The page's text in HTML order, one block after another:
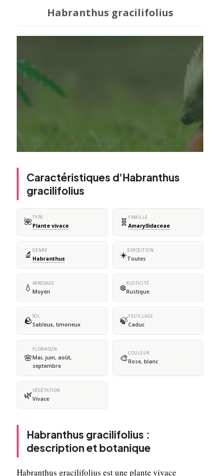
Habranthus gracilifolius
Caractéristiques d'Habranthus
gracilifolius
🌺TYPE
Plante vivace 🧬 FAMILLE
Amaryllidaceae
🔬 GENRE
Habranthus ☀️EXPOSITION
Toutes
💧 ARROSAGE
Moyen ❄️RUSTICITÉ
Rustique
🪨SOL
Sableux, limoneux 🍃FEUILLAGE
Caduc
🌸
FLORAISON
Mai, juin, août,
septembre
🎨COULEUR
Rose, blanc
🌿VÉGÉTATION
Vivace
Habranthus gracilifolius :
description et botanique
Habranthus gracilifolius est une plante vivace